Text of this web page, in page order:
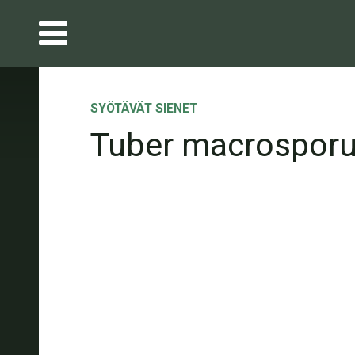
SYÖTÄVÄT SIENET
Tuber